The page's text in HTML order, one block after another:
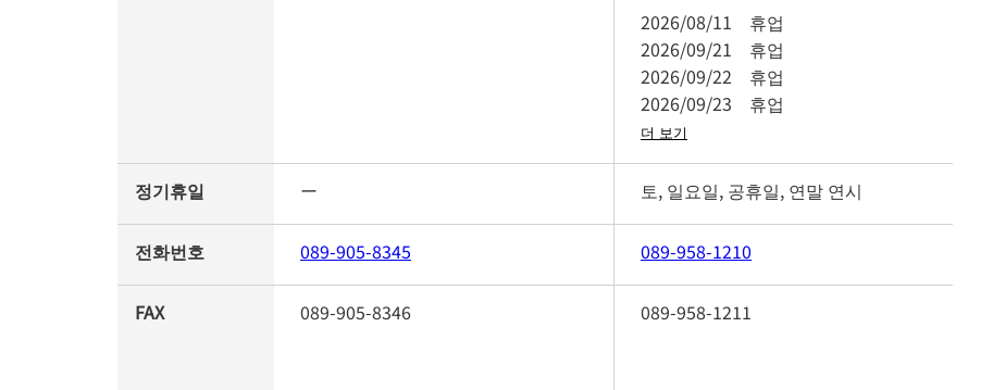
2026/08/11 휴업
2026/09/21 휴업
2026/09/22 휴업
2026/09/23 휴업
더 보기
정기휴일 ー 토, 일요일, 공휴일, 연말 연시
전화번호 089-905-8345 089-958-1210
FAX 089-905-8346 089-958-1211